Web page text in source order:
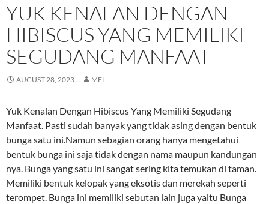
YUK KENALAN DENGAN
HIBISCUS YANG MEMILIKI
SEGUDANG MANFAAT
AUGUST 28, 2023 MEL
Yuk Kenalan Dengan Hibiscus Yang Memiliki Segudang
Manfaat. Pasti sudah banyak yang tidak asing dengan bentuk
bunga satu ini.Namun sebagian orang hanya mengetahui
bentuk bunga ini saja tidak dengan nama maupun kandungan
nya. Bunga yang satu ini sangat sering kita temukan di taman.
Memiliki bentuk kelopak yang eksotis dan merekah seperti
terompet. Bunga ini memiliki sebutan lain juga yaitu Bunga